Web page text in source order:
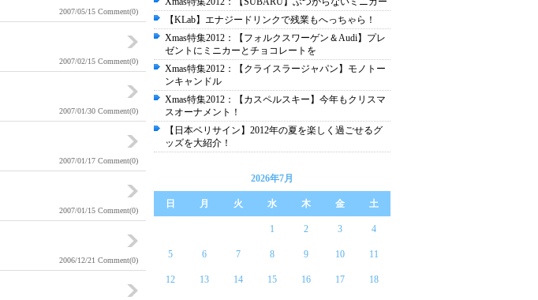
2007/05/15 Comment(0)
2007/02/15 Comment(0)
2007/01/30 Comment(0)
2007/01/17 Comment(0)
2007/01/15 Comment(0)
2006/12/21 Comment(0)
【KLab】エナジードリンクで残業もへっちゃら！
Xmas特集2012：【フォルクスワーゲン＆Audi】プレ
ゼントにミニカーとチョコレートを
Xmas特集2012：【クライスラージャパン】モノトー
ンキャンドル
Xmas特集2012：【カスペルスキー】今年もクリスマ
スオーナメント！
【日本ベリサイン】2012年の夏を楽しく過ごせるグ
ッズを大紹介！
2026年7月
日 月 火 水 木 金 土
1 2 3 4
5 6 7 8 9 10 11
12 13 14 15 16 17 18